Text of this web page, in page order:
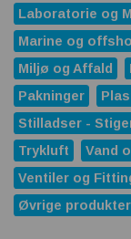
Laboratorie og
Marine og
Miljø og Affald
Pakninger
Stilladser -
Trykluft
Vand
Ventiler og
Øvrige